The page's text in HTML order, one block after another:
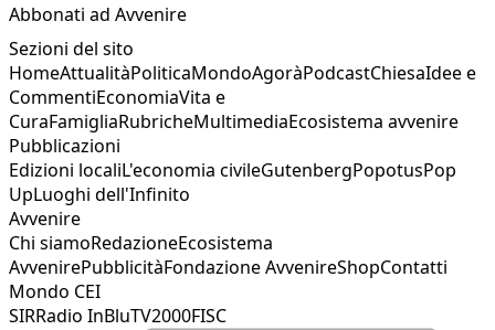
Abbonati ad Avvenire
Sezioni del sito
HomeAttualitàPoliticaMondoAgoràPodcastChiesaIdee e
CommentiEconomiaVita e
CuraFamigliaRubricheMultimediaEcosistema avvenire
Pubblicazioni
Edizioni localiL'economia civileGutenbergPopotusPop
UpLuoghi dell'Infinito
Avvenire
Chi siamoRedazioneEcosistema
AvvenirePubblicitàFondazione AvvenireShopContatti
Mondo CEI
SIRRadio InBluTV2000FISC